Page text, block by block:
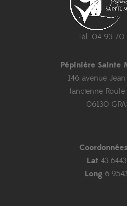
Tél. 04 93 70
Pépinière Sainte
146 avenue
(ancienne
06130
Lat
Long